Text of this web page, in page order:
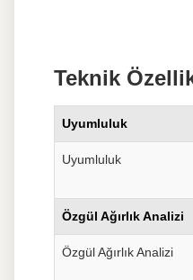
Teknik
Uyumluluk
Uyumluluk
Özgül Ağırlık Analizi
Özgül Ağırlık Analizi